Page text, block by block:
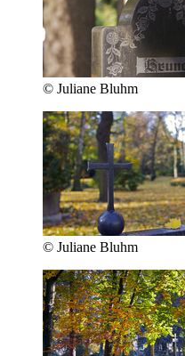
© Juliane Bluhm
© Juliane Bluhm